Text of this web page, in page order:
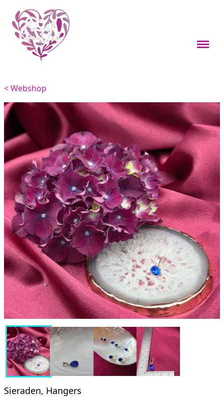
Webshop
Boekenleggers
Custom items
Kleine cadeaus
Sieraden
Viervoeters
Woondecoratie
Overig
Feestdagen thema's
Over mij
Materialen en onderhoud
Contact
< Webshop
Sieraden, Hangers